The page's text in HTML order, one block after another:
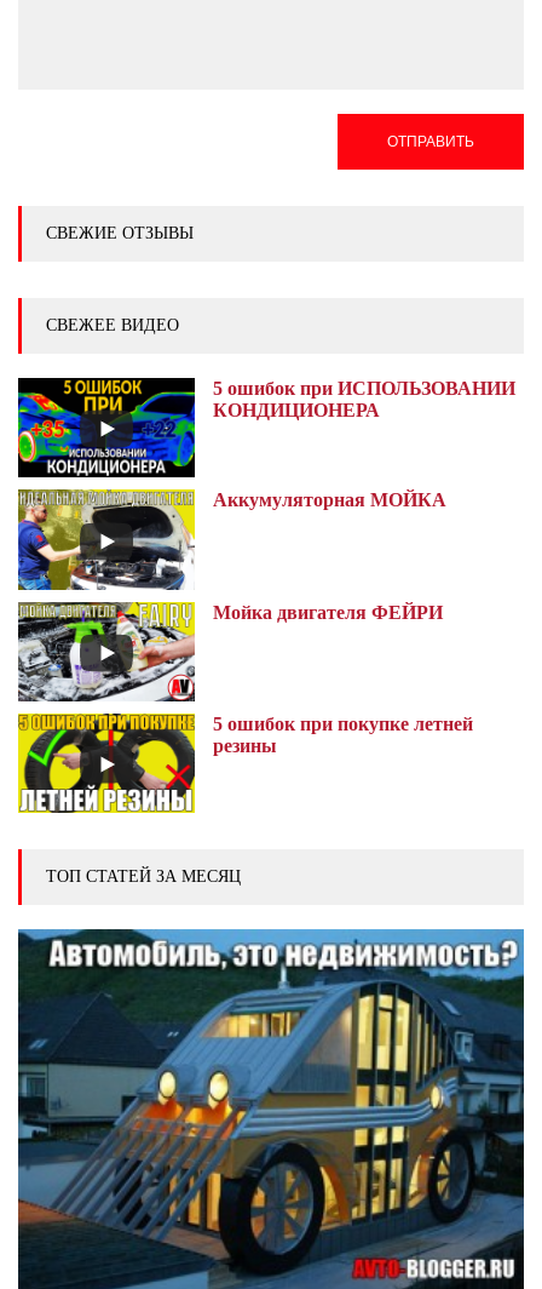
ОТПРАВИТЬ
СВЕЖИЕ ОТЗЫВЫ
СВЕЖЕЕ ВИДЕО
5 ошибок при ИСПОЛЬЗОВАНИИ
КОНДИЦИОНЕРА
Аккумуляторная МОЙКА
Мойка двигателя ФЕЙРИ
5 ошибок при покупке летней
резины
ТОП СТАТЕЙ ЗА МЕСЯЦ